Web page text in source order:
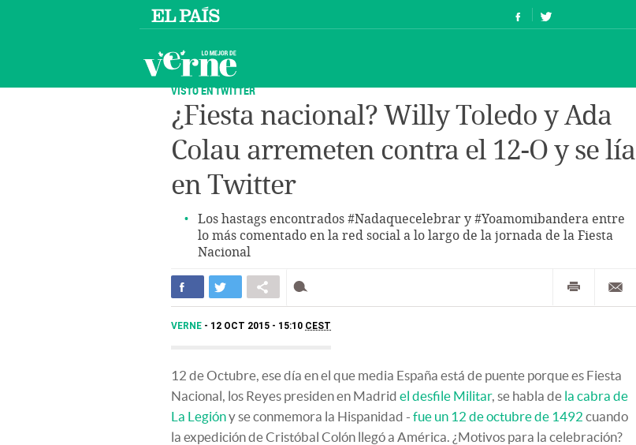
VISTO EN TWITTER
¿Fiesta nacional? Willy Toledo y Ada
Colau arremeten contra el 12-O y se lía
en Twitter
Los hastags encontrados #Nadaquecelebrar y #Yoamomibandera entre
lo más comentado en la red social a lo largo de la jornada de la Fiesta
Nacional
VERNE 12 OCT 2015 - 15:10 CEST
12 de Octubre, ese día en el que media España está de puente porque es Fiesta
Nacional, los Reyes presiden en Madrid el desfile Militar, se habla de la cabra de
La Legióny se conmemora la Hispanidad - fue un 12 de octubre de 1492 cuando
la expedición de Cristóbal Colón llegó a América. ¿Motivos para la celebración?